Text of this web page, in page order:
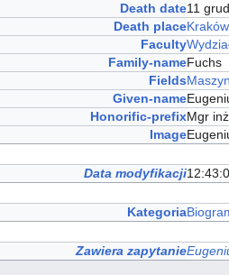
Death date11
Death placeKraków
Faculty
Family-nameFuchs
Fields
Given-name
Honorific-prefixMgr
Image
Data modyfikacji
Kategoria
Zawiera zapytanie